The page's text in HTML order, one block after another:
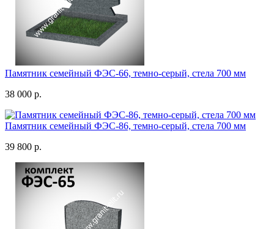
Памятник семейный ФЭС-66, темно-серый, стела 700 мм
38 000 р.
Памятник семейный ФЭС-86, темно-серый, стела 700 мм
39 800 р.